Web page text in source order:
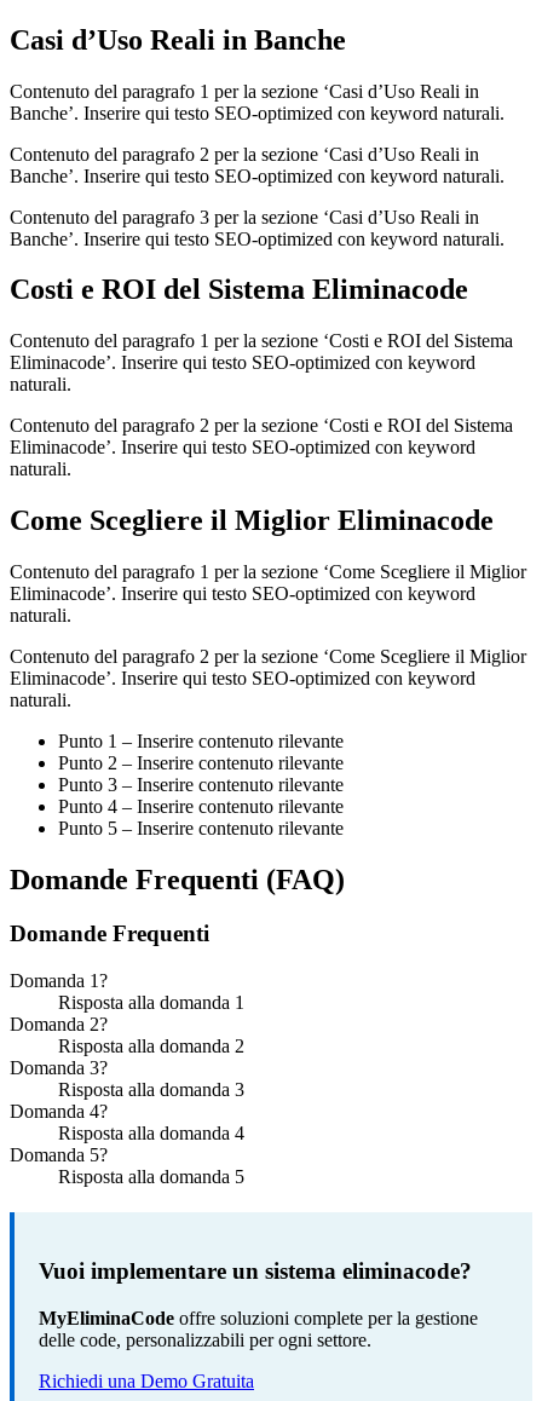
Casi d’Uso Reali in Banche
Contenuto del paragrafo 1 per la sezione ‘Casi d’Uso Reali in
Banche’. Inserire qui testo SEO-optimized con keyword naturali.
Contenuto del paragrafo 2 per la sezione ‘Casi d’Uso Reali in
Banche’. Inserire qui testo SEO-optimized con keyword naturali.
Contenuto del paragrafo 3 per la sezione ‘Casi d’Uso Reali in
Banche’. Inserire qui testo SEO-optimized con keyword naturali.
Costi e ROI del Sistema Eliminacode
Contenuto del paragrafo 1 per la sezione ‘Costi e ROI del Sistema
Eliminacode’. Inserire qui testo SEO-optimized con keyword
naturali.
Contenuto del paragrafo 2 per la sezione ‘Costi e ROI del Sistema
Eliminacode’. Inserire qui testo SEO-optimized con keyword
naturali.
Come Scegliere il Miglior Eliminacode
Contenuto del paragrafo 1 per la sezione ‘Come Scegliere il Miglior
Eliminacode’. Inserire qui testo SEO-optimized con keyword
naturali.
Contenuto del paragrafo 2 per la sezione ‘Come Scegliere il Miglior
Eliminacode’. Inserire qui testo SEO-optimized con keyword
naturali.
Punto 1 – Inserire contenuto rilevante
Punto 2 – Inserire contenuto rilevante
Punto 3 – Inserire contenuto rilevante
Punto 4 – Inserire contenuto rilevante
Punto 5 – Inserire contenuto rilevante
Domande Frequenti (FAQ)
Domande Frequenti
Domanda 1?
Risposta alla domanda 1
Domanda 2?
Risposta alla domanda 2
Domanda 3?
Risposta alla domanda 3
Domanda 4?
Risposta alla domanda 4
Domanda 5?
Risposta alla domanda 5
Vuoi implementare un sistema eliminacode?
MyEliminaCode offre soluzioni complete per la gestione
delle code, personalizzabili per ogni settore.
Richiedi una Demo Gratuita